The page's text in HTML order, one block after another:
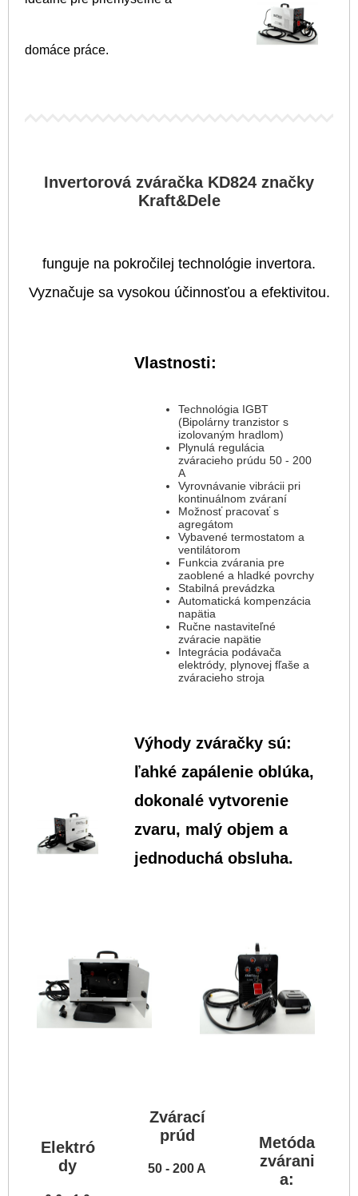
domáce práce.
Invertorová zváračka KD824 značky
Kraft&Dele
funguje na pokročilej technológie invertora.
Vyznačuje sa vysokou účinnosťou a efektivitou.
Vlastnosti:
Technológia IGBT
(Bipolárny tranzistor s
izolovaným hradlom)
Plynulá regulácia
zváracieho prúdu 50 - 200
A
Vyrovnávanie vibrácii pri
kontinuálnom zváraní
Možnosť pracovať s
agregátom
Vybavené termostatom a
ventilátorom
Funkcia zvárania pre
zaoblené a hladké povrchy
Stabilná prevádzka
Automatická kompenzácia
napätia
Ručne nastaviteľné
zváracie napätie
Integrácia podávača
elektródy, plynovej fľaše a
zváracieho stroja
Výhody zváračky sú:
ľahké zapálenie oblúka,
dokonalé vytvorenie
zvaru, malý objem a
jednoduchá obsluha.
Elektró
dy
Zvárací
prúd
50 - 200 A
Metóda
zvárani
a: